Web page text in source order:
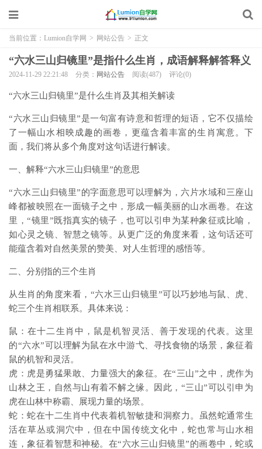
当前位置： Lumion自学网 > 网站公告 > 正文
“六水三山归镜里”是指什么生肖，成语解释解答释义
2024-11-29 22:21:48 分类： 网站公告 阅读(487) 评论(0)
“六水三山归镜里”是什么生肖及其相关解读
“六水三山归镜里”是一句富有诗意和哲理的短语，它不仅描绘
了一幅山水相映成趣的画卷，更蕴含着丰富的生肖寓意。下
面，我们将从多个角度对这句话进行解读。
一、解释“六水三山归镜里”的意思
“六水三山归镜里”的字面意思可以理解为，六片水域和三座山
峰都被映照在一面镜子之中，形成一幅美丽的山水画卷。在这
里，“镜里”既指真实的镜子，也可以引申为某种象征或比喻，
如心灵之镜、智慧之镜等。从更广泛的角度来看，这句话还可
能蕴含着对自然美景的赞美、对人生哲理的感悟等。
二、分别指的三个生肖
从生肖的角度来看，“六水三山归镜里”可以巧妙地与鼠、虎、
蛇三个生肖相联系。具体来说：
鼠：在十二生肖中，鼠是机智灵活、善于发现的代表。这里
的“六水”可以理解为鼠在水中游弋、寻找食物的场景，象征着
鼠的机智和灵活。
虎：虎是勇猛果敢、力量强大的象征。在“三山”之中，虎作为
山林之王，自然与山有着不解之缘。因此，“三山”可以引申为
虎在山林中称霸、展现力量的场景。
蛇：蛇在十二生肖中代表着机智敏捷和洞察力。虽然蛇通常生
活在草丛或洞穴中，但在中国传统文化中，蛇也常与山水相
连，象征着智慧和神秘。在“六水三山归镜里”的画卷中，蛇或